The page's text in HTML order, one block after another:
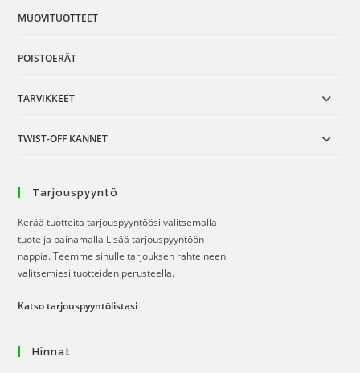
MUOVITUOTTEET
POISTOERÄT
TARVIKKEET
TWIST-OFF KANNET
Tarjouspyyntö
Kerää tuotteita tarjouspyyntöösi valitsemalla
tuote ja painamalla Lisää tarjouspyyntöön -
nappia. Teemme sinulle tarjouksen rahteineen
valitsemiesi tuotteiden perusteella.
Katso tarjouspyyntölistasi
Hinnat